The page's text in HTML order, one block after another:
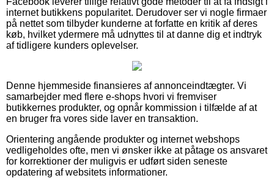
internet butikkens popularitet. Derudover ser vi nogle firmaer
på nettet som tilbyder kunderne at forfatte en kritik af deres
køb, hvilket ydermere må udnyttes til at danne dig et indtryk
af tidligere kunders oplevelser.
Denne hjemmeside finansieres af annonceindtægter. Vi
samarbejder med flere e-shops hvori vi fremviser
butikkernes produkter, og opnår kommission i tilfælde af at
en bruger fra vores side laver en transaktion.
Orientering angående produkter og internet webshops
vedligeholdes ofte, men vi ønsker ikke at påtage os ansvaret
for korrektioner der muligvis er udført siden seneste
opdatering af websitets informationer.